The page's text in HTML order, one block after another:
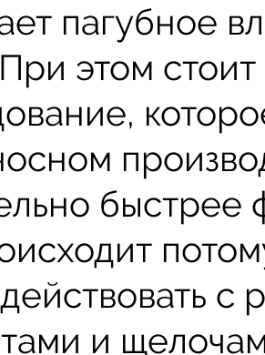
пагубное
этом
быстрее
с
и